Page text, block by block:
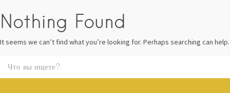
Nothing Found
It seems we can’t find what you’re looking for. Perhaps searching can help.